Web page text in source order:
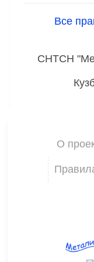
Все
СНТСН
О